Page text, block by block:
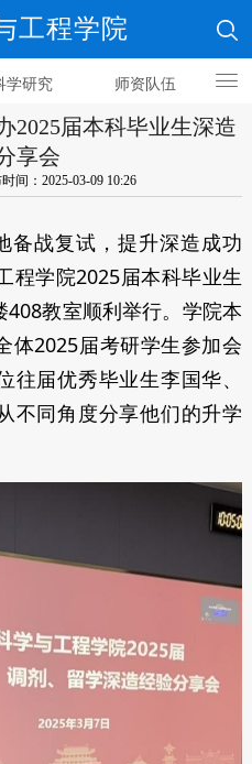
工程学院
学研究 师资队伍
2025届本科毕业生深造
享会
间：2025-03-09 10:26